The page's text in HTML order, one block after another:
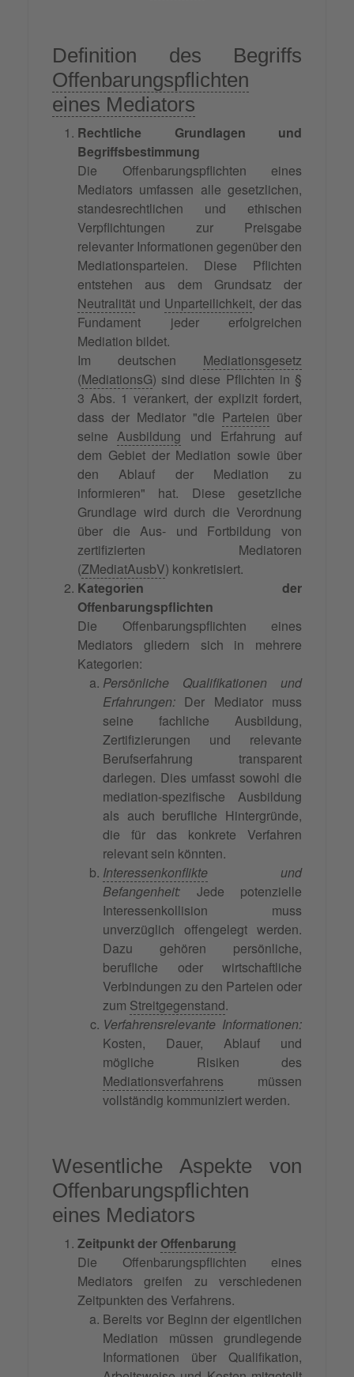
Definition des Begriffs
Offenbarungspflichten
eines Mediators
Rechtliche Grundlagen und
Begriffsbestimmung
Die Offenbarungspflichten eines
Mediators umfassen alle gesetzlichen,
standesrechtlichen und ethischen
Verpflichtungen zur Preisgabe
relevanter Informationen gegenüber den
Mediationsparteien. Diese Pflichten
entstehen aus dem Grundsatz der
Neutralität und Unparteilichkeit, der das
Fundament jeder erfolgreichen
Mediation bildet.
Im deutschen Mediationsgesetz
(MediationsG) sind diese Pflichten in §
3 Abs. 1 verankert, der explizit fordert,
dass der Mediator "die Parteien über
seineAusbildung und Erfahrung auf
dem Gebiet der Mediation sowie über
den Ablauf der Mediation zu
informieren" hat. Diese gesetzliche
Grundlage wird durch die Verordnung
über die Aus- und Fortbildung von
zertifizierten Mediatoren
(ZMediatAusbV) konkretisiert.
Kategorien der
Offenbarungspflichten
Die Offenbarungspflichten eines
Mediators gliedern sich in mehrere
Kategorien:
Persönliche Qualifikationen und
Erfahrungen: Der Mediator muss
seine fachliche Ausbildung,
Zertifizierungen und relevante
Berufserfahrung transparent
darlegen. Dies umfasst sowohl die
mediation-spezifische Ausbildung
als auch berufliche Hintergründe,
die für das konkrete Verfahren
relevant sein könnten.
Interessenkonflikte und
Befangenheit: Jede potenzielle
Interessenkollision muss
unverzüglich offengelegt werden.
Dazu gehören persönliche,
berufliche oder wirtschaftliche
Verbindungen zu den Parteien oder
zum Streitgegenstand.
Verfahrensrelevante Informationen:
Kosten, Dauer, Ablauf und
mögliche Risiken des
Mediationsverfahrens müssen
vollständig kommuniziert werden.
Wesentliche Aspekte von
Offenbarungspflichten
eines Mediators
Zeitpunkt der Offenbarung
Die Offenbarungspflichten eines
Mediators greifen zu verschiedenen
Zeitpunkten des Verfahrens.
Bereits vor Beginn der eigentlichen
Mediation müssen grundlegende
Informationen über Qualifikation,